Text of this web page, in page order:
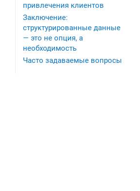
привлечения клиентов
Заключение:
структурированные данные
— это не опция, а
необходимость
Часто задаваемые вопросы